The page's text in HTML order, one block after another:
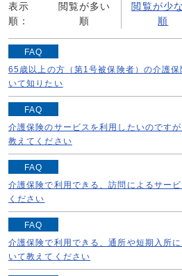
表示
順：
閲覧が多い
順
閲覧が少
順
FAQ
65歳以上の方（第1号被保険者）の介護保
いて知りたい
《65歳以上の方（第1号被保険者
以上の方、お一人おひとりに納め
月中旬～下旬に、介護保険料の通
す。 通知書の名称は、 ※特別徴
続きを読む
FAQ
介護保険のサービスを利用したいのです
教えてください
介護保険サービスを利用するため
の申請が必要です。 申請は本人
支援専門員（ケアマネジャー）も
は必要ありません） 一定の期間
続きを読む
FAQ
介護保険で利用できる、訪問によるサー
ください
介護保険で利用できる、訪問によ
ようなものがあります。 《訪問
ビス）》 ホームヘルパーが家庭を
排せつなどの身体介護や調理・掃
FAQ
介護保険で利用できる、通所や短期入所
いて教えてください